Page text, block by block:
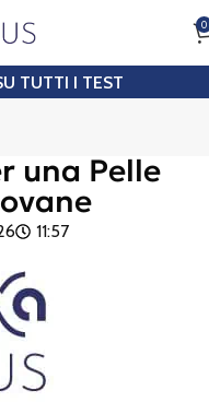
0
TUTTI I TEST
una Pelle
11:57